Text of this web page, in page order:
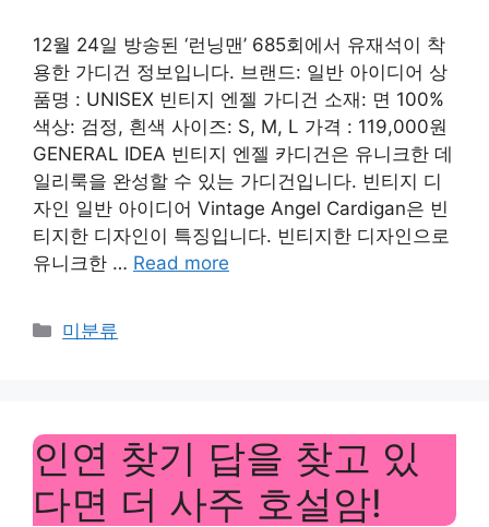
12월 24일 방송된 ‘런닝맨’ 685회에서 유재석이 착
용한 가디건 정보입니다. 브랜드: 일반 아이디어 상
품명 : UNISEX 빈티지 엔젤 가디건 소재: 면 100%
색상: 검정, 흰색 사이즈: S, M, L 가격 : 119,000원
GENERAL IDEA 빈티지 엔젤 카디건은 유니크한 데
일리룩을 완성할 수 있는 가디건입니다. 빈티지 디
자인 일반 아이디어 Vintage Angel Cardigan은 빈
티지한 디자인이 특징입니다. 빈티지한 디자인으로
유니크한 … Read more
Categories
미분류
인연 찾기 답을 찾고 있
다면 더 사주 호설암!